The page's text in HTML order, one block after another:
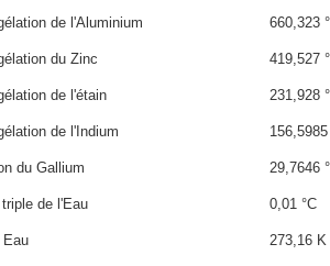
de l'Aluminium 660,323
du Zinc 419,527
de l'étain 231,928
de l'Indium 156,5985
du Gallium 29,7646
de l'Eau 0,01 °C
Eau 273,16 K